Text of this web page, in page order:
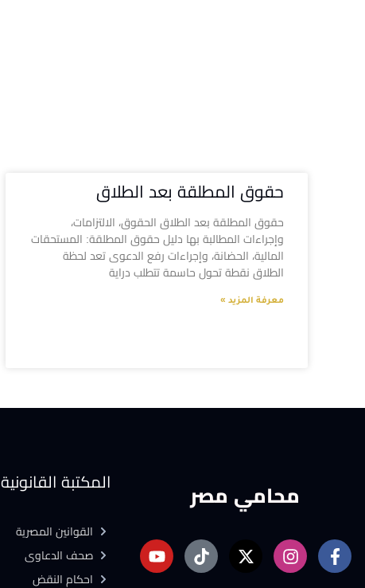
حقوق المطلقة بعد الطلاق
حقوق المطلقة بعد الطلاق الحقوق، الالتزامات،
وإجراءات المطالبة بها دليل حقوق المطلقة: المستحقات
المالية، الحضانة، وإجراءات رفع الدعوى تعد لحظة
الطلاق نقطة تحول حاسمة تتطلب دراية
معرفة المزيد »
محامي مصر
المكتبة القانونية
القوانين المصرية
صحف الدعاوى
احكام النقض